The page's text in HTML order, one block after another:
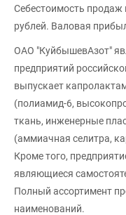
Себестоимость продаж
рублей. Валовая
ОАО "КуйбышевАзот"
предприятий
выпускает
(полиамид-6,
ткань, инженерные
(аммиачная селитра,
Кроме того,
являющиеся
Полный ассортимент
наименований.